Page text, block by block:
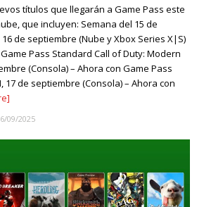
títulos que llegarán a Game Pass este
que incluyen: Semana del 15 de
de septiembre (Nube y Xbox Series X|S)
Pass Standard Call of Duty: Modern
(Consola) – Ahora con Game Pass
17 de septiembre (Consola) – Ahora con
09/2025